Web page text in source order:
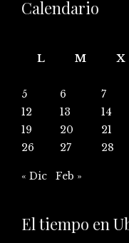
Calendario
L
M X
5
6 7
12
13 14
19
20 21
26
27 28
« Dic Feb »
El tiempo en